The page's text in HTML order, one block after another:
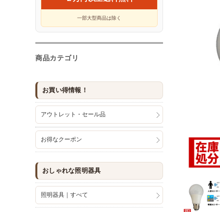
一部大型商品は除く
商品カテゴリ
お買い得情報！
アウトレット・セール品
お得なクーポン
おしゃれな照明器具
照明器具｜すべて